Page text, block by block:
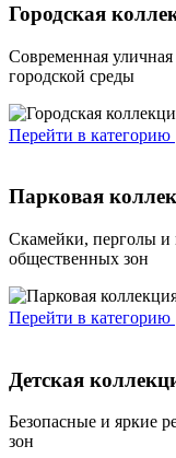
Городская
Современная уличная
городской среды
Перейти в категорию
Парковая
Скамейки, перголы и
общественных зон
Перейти в категорию
Детская
Безопасные и яркие
зон